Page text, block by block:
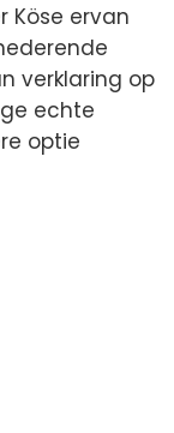
Köse ervan
verklaring op
echte
optie